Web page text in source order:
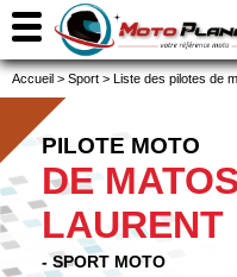
Accueil > Sport > Liste des pilotes de
PILOTE MOTO
DE MATOS
LAURENT
- SPORT MOTO